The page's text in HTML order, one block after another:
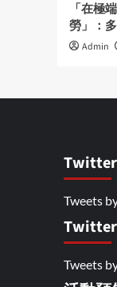
「在極
勞」：
Admin
Twitter
Tweets
Twitter
Tweets